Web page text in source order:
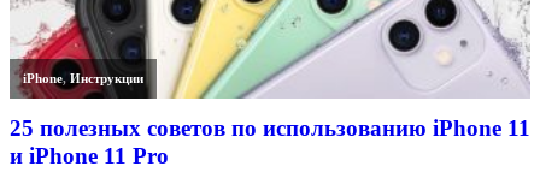
iPhone,Инструкции
25 полезных советов по использованию iPhone 11
и iPhone 11 Pro